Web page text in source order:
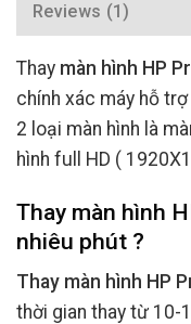
Reviews (1)
Thay màn hình HP
chính xác máy hỗ
2 loại màn hình là
hình full HD (
Thay màn hình
nhiêu phút ?
Thay màn hình HP
thời gian thay từ 10-